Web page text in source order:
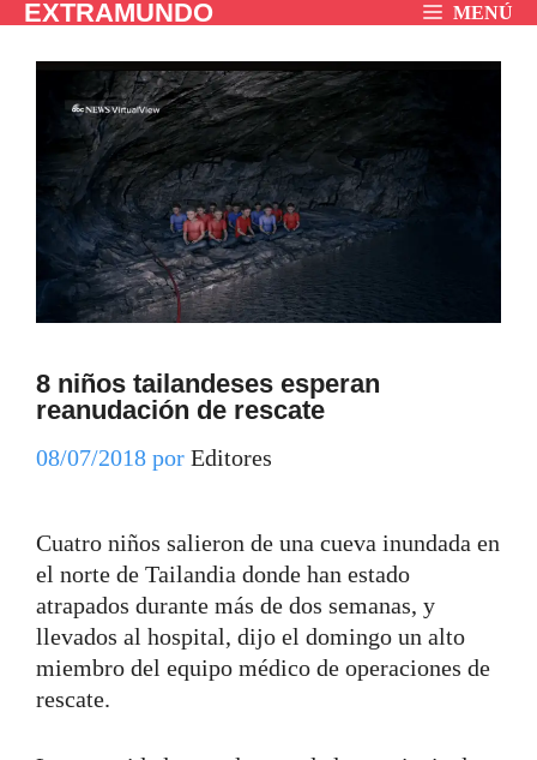
SaltarEXTRAMUNDO MENÚ
8 niños tailandeses esperan
reanudación de rescate
08/07/2018 por Editores
Cuatro niños salieron de una cueva inundada en
el norte de Tailandia donde han estado
atrapados durante más de dos semanas, y
llevados al hospital, dijo el domingo un alto
miembro del equipo médico de operaciones de
rescate.